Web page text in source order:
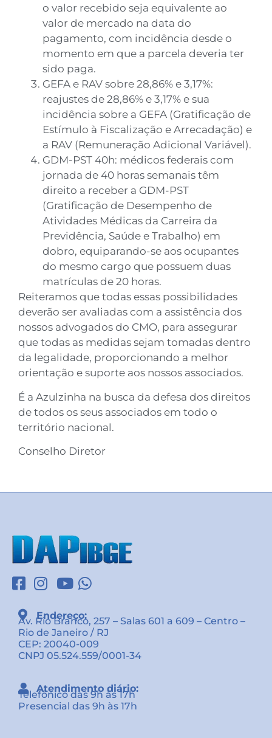
o valor recebido seja equivalente ao
valor de mercado na data do
pagamento, com incidência desde o
momento em que a parcela deveria ter
sido paga.
GEFA e RAV sobre 28,86% e 3,17%:
reajustes de 28,86% e 3,17% e sua
incidência sobre a GEFA (Gratificação de
Estímulo à Fiscalização e Arrecadação) e
a RAV (Remuneração Adicional Variável).
GDM-PST 40h: médicos federais com
jornada de 40 horas semanais têm
direito a receber a GDM-PST
(Gratificação de Desempenho de
Atividades Médicas da Carreira da
Previdência, Saúde e Trabalho) em
dobro, equiparando-se aos ocupantes
do mesmo cargo que possuem duas
matrículas de 20 horas.
Reiteramos que todas essas possibilidades
deverão ser avaliadas com a assistência dos
nossos advogados do CMO, para assegurar
que todas as medidas sejam tomadas dentro
da legalidade, proporcionando a melhor
orientação e suporte aos nossos associados.
É a Azulzinha na busca da defesa dos direitos
de todos os seus associados em todo o
território nacional.
Conselho Diretor
Endereço:
Av. Rio Branco, 257 – Salas 601 a 609 – Centro –
Rio de Janeiro / RJ
CEP: 20040-009
CNPJ 05.524.559/0001-34
Atendimento diário:
Telefônico das 9h às 17h
Presencial das 9h às 17h